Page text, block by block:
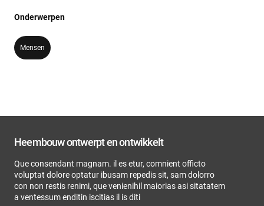
Onderwerpen
Mensen
Heembouw ontwerpt en ontwikkelt
Que consendant magnam. il es etur, comnient officto
voluptat dolore optatur ibusam repedis sit, sam dolorro
con non restis renimi, que venienihil maiorias asi sitatatem
a ventessum enditin iscitias il is diti